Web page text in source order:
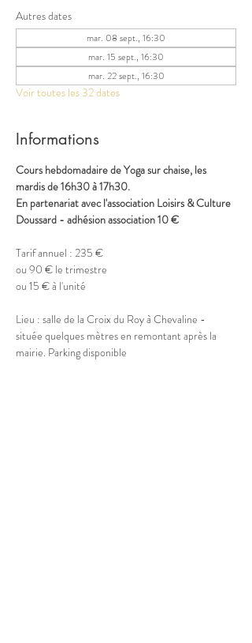
Autres dates
mar. 08 sept., 16:30
mar. 15 sept., 16:30
mar. 22 sept., 16:30
Voir toutes les 32 dates
Informations
Cours hebdomadaire de Yoga sur chaise, les
mardis de 16h30 à 17h30.
En partenariat avec l'association Loisirs & Culture
Doussard - adhésion association 10 €
Tarif annuel : 235 €
ou 90 € le trimestre
ou 15 € à l'unité
Lieu : salle de la Croix du Roy à Chevaline -
située quelques mètres en remontant après la
mairie. Parking disponible